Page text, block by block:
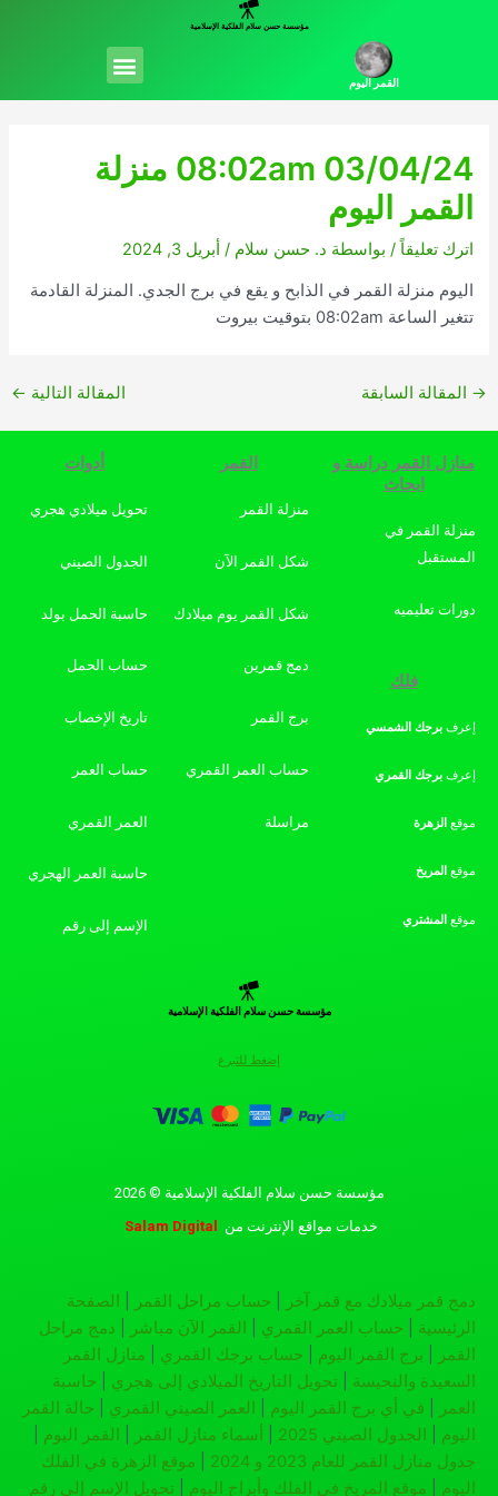
مؤسسة حسن سلام الفلكية الإسلامية
القمر اليوم
Menu
08:02am 03/04/24 منزلة
القمر اليوم
اترك تعليقاً / بواسطة د. حسن سلام/ أبريل 3, 2024
اليوم منزلة القمر في الذابح و يقع في برج الجدي. المنزلة القادمة
تتغير الساعة 08:02am بتوقيت بيروت
→ المقالة السابقة المقالة التالية ←
منازل القمر دراسة و
ابحاث
منزلة القمر في
المستقبل
دورات تعليميه
فلك
إعرف برجك الشمسي
إعرف برجك القمري
موقع الزهرة
موقع المريخ
موقع المشتري
القمر
منزلة القمر
شكل القمر الآن
شكل القمر يوم ميلادك
دمج قمرين
برج القمر
حساب العمر القمري
مراسلة
أدوات
تحويل ميلادي هجري
الجدول الصيني
حاسبة الحمل بولد
حساب الحمل
تاريخ الإخصاب
حساب العمر
العمر القمري
حاسبة العمر الهجري
الإسم إلى رقم
مؤسسة حسن سلام الفلكية الإسلامية
إضغط للتبرع
مؤسسة حسن سلام الفلكية الإسلامية © 2026
خدمات مواقع الإنترنت من Salam Digital
دمج قمر ميلادك مع قمر آخر حساب مراحل القمر
الصفحة
الرئيسية
حساب العمر القمري القمر الآن مباشر
دمج مراحل
القمر
برج القمر اليوم حساب برجك القمري
منازل القمر
السعيدة والنحيسة
تحويل التاريخ الميلادي إلى هجري
حاسبة
العمر
في أي برج القمر اليوم العمر الصيني القمري
حالة القمر
اليوم
الجدول الصيني 2025 أسماء منازل القمر القمر اليوم
جدول منازل القمر للعام 2023 و 2024
موقع الزهرة في الفلك
اليوم
موقع المريخ في الفلك وأبراج اليوم تحويل الإسم إلى رقم